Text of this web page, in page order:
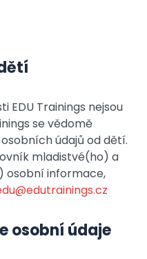
EDU Trainings nejsou
se vědomě
údajů od dětí.
mladistvé(ho) a
osobní informace,
osobní údaje